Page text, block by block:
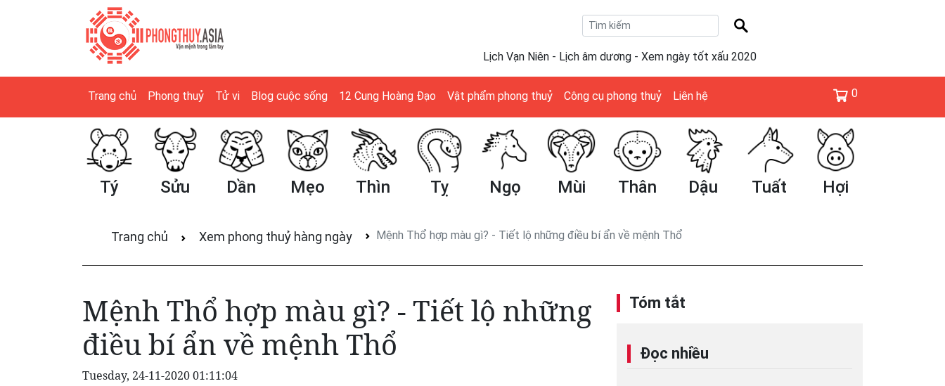
Lịch Vạn Niên - Lịch âm dương - Xem ngày tốt xấu 2020
Trang chủ Phong thuỷ Tử vi Blog cuộc sống 12 Cung Hoàng Đạo Vật phẩm phong thuỷ Công cụ phong thuỷ Liên hệ 0
Sửu Dần Mẹo Thìn Tỵ Ngọ Mùi Thân Dậu Tuất Hợi Tý
Trang chủ Xem phong thuỷ hàng ngày Mệnh Thổ hợp màu gì? - Tiết lộ những điều bí ẩn về mệnh Thổ
Mệnh Thổ hợp màu gì? - Tiết lộ những
điều bí ẩn về mệnh Thổ
Tuesday, 24-11-2020 01:11:04
Tóm tắt
Đọc nhiều